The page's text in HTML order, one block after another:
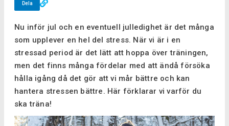
Dela
Nu inför jul och en eventuell julledighet är det många
som upplever en hel del stress. När vi är i en
stressad period är det lätt att hoppa över träningen,
men det finns många fördelar med att ändå försöka
hålla igång då det gör att vi mår bättre och kan
hantera stressen bättre. Här förklarar vi varför du
ska träna!